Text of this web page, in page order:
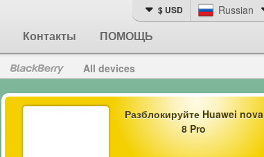
Контакты ПОМОЩЬ
$ USD Russian
All devices
Разблокируйте Huawei nova
8 Pro